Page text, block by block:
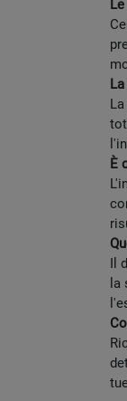
È
Il